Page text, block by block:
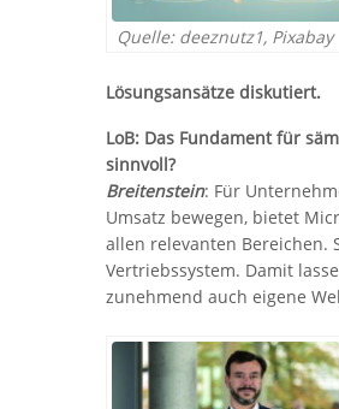
Quelle: deeznutz1, Pixabay
Lösungsansätze diskutiert.
LoB: Das Fundament für
sinnvoll?
Breitenstein: Für
Umsatz bewegen, bietet
allen relevanten Bereichen.
Vertriebssystem. Damit
zunehmend auch eigene